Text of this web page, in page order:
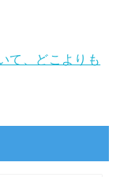
て、どこよりも